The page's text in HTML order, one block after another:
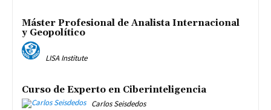
Máster Profesional de Analista Internacional
y Geopolítico
LISA Institute
Curso de Experto en Ciberinteligencia
Carlos Seisdedos